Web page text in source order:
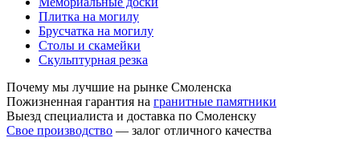
Плитка на могилу
Брусчатка на могилу
Столы и скамейки
Скульптурная резка
Почему мы лучшие на рынке Смоленска
Пожизненная гарантия на гранитные памятники
Выезд специалиста и доставка по Смоленску
Свое производство — залог отличного качества